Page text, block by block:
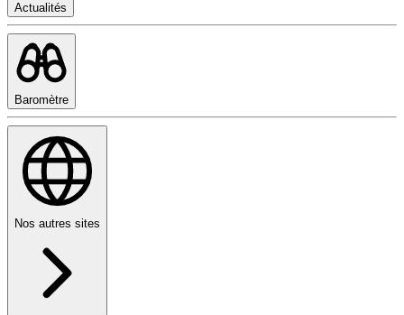
Actualités
Baromètre
Nos autres sites